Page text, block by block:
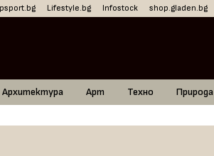
Lifestyle.bg Infostock shop.gladen.bg
Архитектура Арт Техно Природа